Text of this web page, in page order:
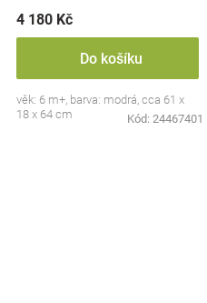
4 180 Kč
Do košíku
věk: 6 m+, barva: modrá, cca 61 x
18 x 64 cm
Kód: 24467401